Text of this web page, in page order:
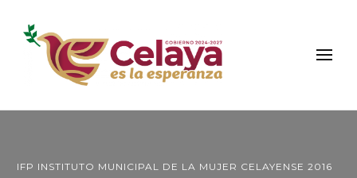
Municipio de Celaya
Portal Oficial del Municipio de Celaya
IFP INSTITUTO MUNICIPAL DE LA MUJER CELAYENSE 2016